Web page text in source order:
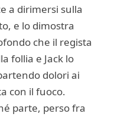
a dirimersi sulla
e lo dimostra
che il regista
follia e Jack lo
dolori ai
con il fuoco.
parte, perso fra